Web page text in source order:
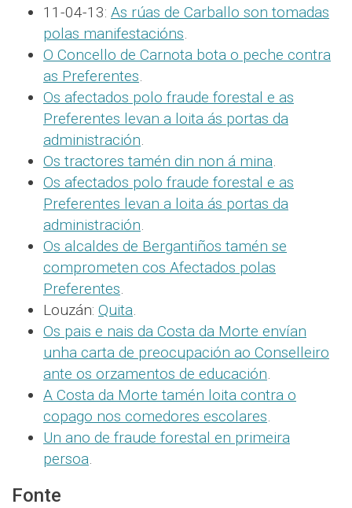
11-04-13: As rúas de Carballo son tomadas
polas manifestacións.
O Concello de Carnota bota o peche contra
as Preferentes.
Os afectados polo fraude forestal e as
Preferentes levan a loita ás portas da
administración.
Os tractores tamén din non á mina.
Os afectados polo fraude forestal e as
Preferentes levan a loita ás portas da
administración.
Os alcaldes de Bergantiños tamén se
comprometen cos Afectados polas
Preferentes.
Louzán: Quita.
Os pais e nais da Costa da Morte envían
unha carta de preocupación ao Conselleiro
ante os orzamentos de educación.
A Costa da Morte tamén loita contra o
copago nos comedores escolares.
Un ano de fraude forestal en primeira
persoa.
Fonte